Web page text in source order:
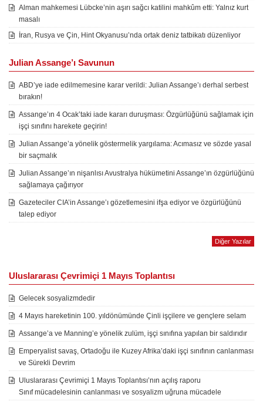
Alman mahkemesi Lübcke’nin aşırı sağcı katilini mahkûm etti: Yalnız kurt
masalı
İran, Rusya ve Çin, Hint Okyanusu’nda ortak deniz tatbikatı düzenliyor
Julian Assange’ı Savunun
ABD’ye iade edilmemesine karar verildi: Julian Assange’ı derhal serbest
bırakın!
Assange’ın 4 Ocak’taki iade kararı duruşması: Özgürlüğünü sağlamak için
işçi sınıfını harekete geçirin!
Julian Assange’a yönelik göstermelik yargılama: Acımasız ve sözde yasal
bir saçmalık
Julian Assange’ın nişanlısı Avustralya hükümetini Assange’ın özgürlüğünü
sağlamaya çağırıyor
Gazeteciler CIA’in Assange’ı gözetlemesini ifşa ediyor ve özgürlüğünü
talep ediyor
Diğer Yazılar
Uluslararası Çevrimiçi 1 Mayıs Toplantısı
Gelecek sosyalizmdedir
4 Mayıs hareketinin 100. yıldönümünde Çinli işçilere ve gençlere selam
Assange’a ve Manning’e yönelik zulüm, işçi sınıfına yapılan bir saldırıdır
Emperyalist savaş, Ortadoğu ile Kuzey Afrika’daki işçi sınıfının canlanması
ve Sürekli Devrim
Uluslararası Çevrimiçi 1 Mayıs Toplantısı’nın açılış raporu
Sınıf mücadelesinin canlanması ve sosyalizm uğruna mücadele